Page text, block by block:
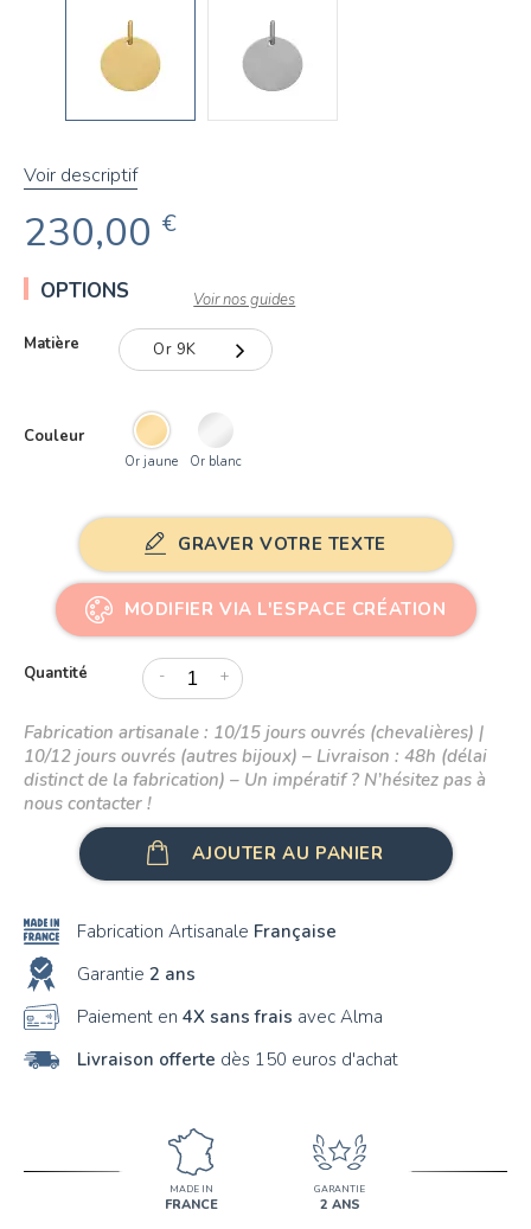
Voir descriptif
230,00 €
OPTIONS Voir nos guides
Matière Or 9K
Or 18K
Couleur
Or jaune Or blanc
GRAVER VOTRE TEXTE
MODIFIER VIA L'ESPACE CRÉATION
Quantité - +
Fabrication artisanale : 10/15 jours ouvrés (chevalières) |
10/12 jours ouvrés (autres bijoux) – Livraison : 48h (délai
distinct de la fabrication) – Un impératif ? N’hésitez pas à
nous contacter !
AJOUTER AU PANIER
Fabrication Artisanale Française
Garantie 2 ans
Paiement en 4X sans frais avec Alma
Livraison offerte dès 150 euros d'achat
MADE IN
FRANCE
GARANTIE
2 ANS